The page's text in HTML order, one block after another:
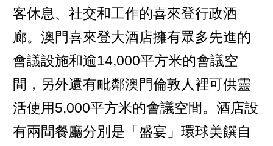
客休息、社交和工作的喜來登行政酒
廊。澳門喜來登大酒店擁有眾多先進的
會議設施和逾14,000平方米的會議空
間，另外還有毗鄰澳門倫敦人裡可供靈
活使用5,000平方米的會議空間。酒店設
有兩間餐廳分別是「盛宴」環球美饌自